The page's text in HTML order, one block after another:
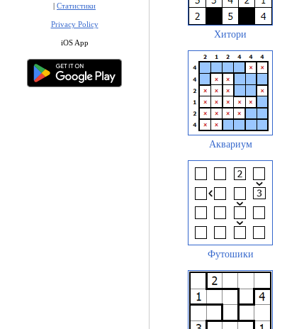
| Статистики
Privacy Policy
iOS App
Хитори
Аквариум
Футошики